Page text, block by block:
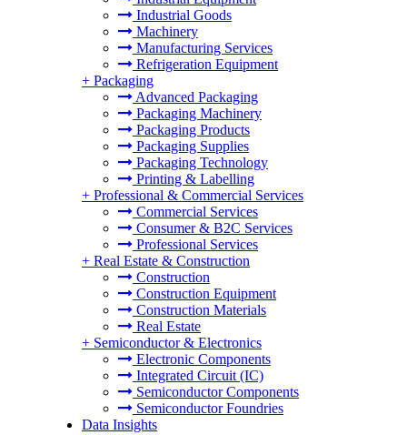
Industrial Goods
Machinery
Manufacturing Services
Refrigeration Equipment
+ Packaging
Advanced Packaging
Packaging Machinery
Packaging Products
Packaging Supplies
Packaging Technology
Printing & Labelling
+ Professional & Commercial Services
Commercial Services
Consumer & B2C Services
Professional Services
+ Real Estate & Construction
Construction
Construction Equipment
Construction Materials
Real Estate
+ Semiconductor & Electronics
Electronic Components
Integrated Circuit (IC)
Semiconductor Components
Semiconductor Foundries
Data Insights